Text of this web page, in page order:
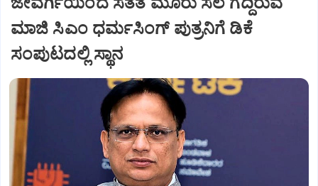
ಮಾಜಿ ಸಿಎಂ ಧರ್ಮಸಿಂಗ್ ಪುತ್ರನಿಗೆ ಡಿಕೆ
ಸಂಪುಟದಲ್ಲಿ ಸ್ಥಾನ